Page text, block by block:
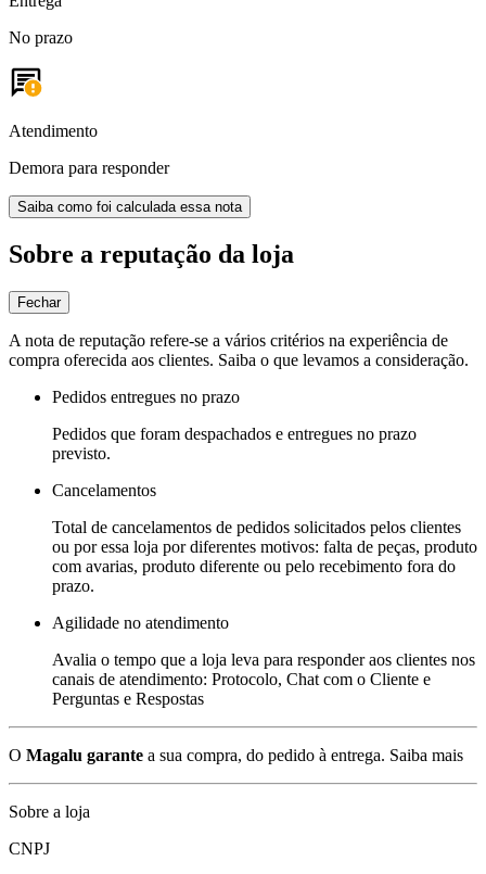
No prazo
Atendimento
Demora para responder
Saiba como foi calculada essa nota
Sobre a reputação da loja
Fechar
A nota de reputação refere-se a vários critérios na experiência de
compra oferecida aos clientes. Saiba o que levamos a consideração.
Pedidos entregues no prazo
Pedidos que foram despachados e entregues no prazo
previsto.
Cancelamentos
Total de cancelamentos de pedidos solicitados pelos clientes
ou por essa loja por diferentes motivos: falta de peças, produto
com avarias, produto diferente ou pelo recebimento fora do
prazo.
Agilidade no atendimento
Avalia o tempo que a loja leva para responder aos clientes nos
canais de atendimento: Protocolo, Chat com o Cliente e
Perguntas e Respostas
O Magalu garante a sua compra, do pedido à entrega. Saiba mais
Sobre a loja
CNPJ